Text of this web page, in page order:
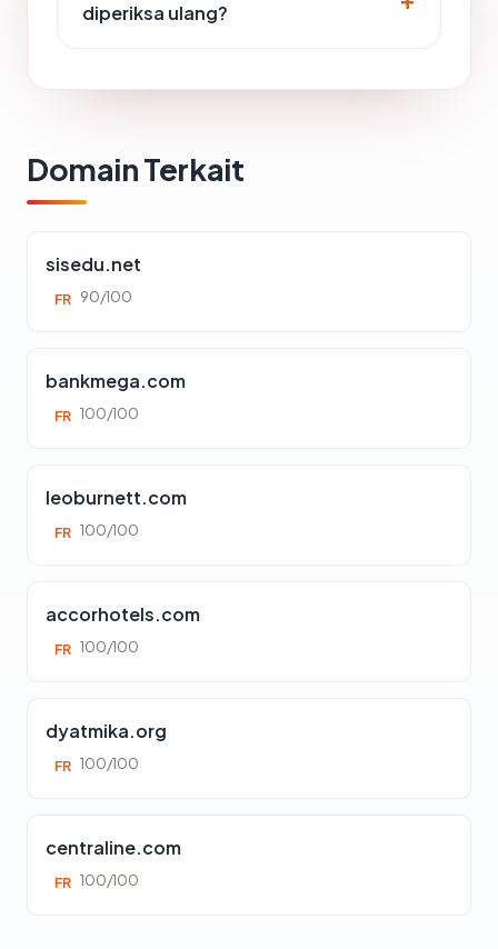
diperiksa ulang?
Domain Terkait
sisedu.net
FR 90/100
bankmega.com
FR 100/100
leoburnett.com
FR 100/100
accorhotels.com
FR 100/100
dyatmika.org
FR 100/100
centraline.com
FR 100/100